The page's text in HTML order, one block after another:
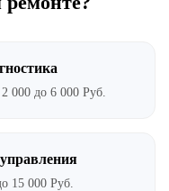
000 до 6 000 Руб.
15 000 Руб.